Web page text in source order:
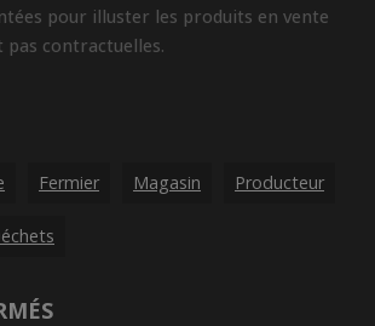
pour illuster les produits en vente
pas contractuelles.
Fermier Magasin Producteur